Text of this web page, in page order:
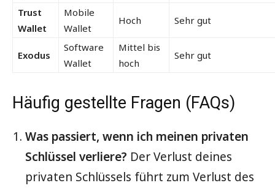
Trust
Wallet
Mobile
Wallet
Hoch Sehr gut
Exodus
Software
Wallet
Mittel bis
hoch
Sehr gut
Häufig gestellte Fragen (FAQs)
Was passiert, wenn ich meinen privaten
Schlüssel verliere? Der Verlust deines
privaten Schlüssels führt zum Verlust des